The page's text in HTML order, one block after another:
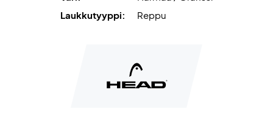
Laukkutyyppi:
Reppu